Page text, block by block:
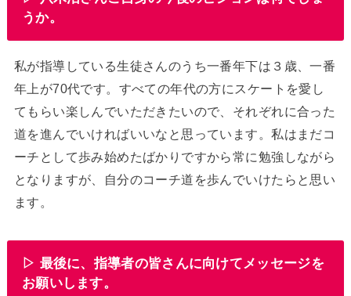
うか。
私が指導している生徒さんのうち一番年下は３歳、一番
年上が70代です。すべての年代の方にスケートを愛し
てもらい楽しんでいただきたいので、それぞれに合った
道を進んでいければいいなと思っています。私はまだコ
ーチとして歩み始めたばかりですから常に勉強しながら
となりますが、自分のコーチ道を歩んでいけたらと思い
ます。
▷ 最後に、指導者の皆さんに向けてメッセージを
お願いします。